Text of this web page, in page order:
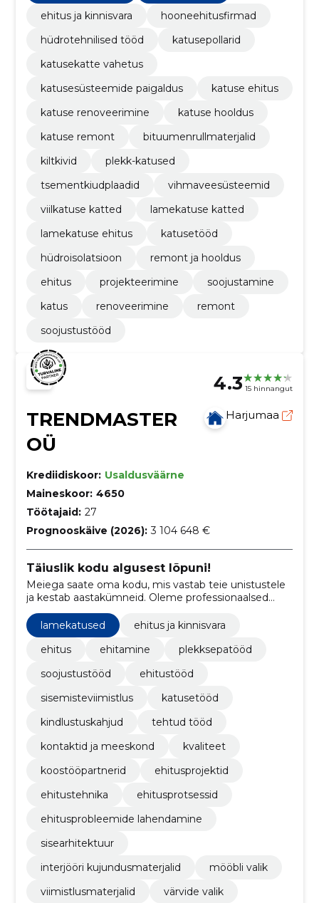
ehitus ja kinnisvara
hooneehitusfirmad
hüdrotehnilised tööd
katusepollarid
katusekatte vahetus
katusesüsteemide paigaldus
katuse ehitus
katuse renoveerimine
katuse hooldus
katuse remont
bituumenrullmaterjalid
kiltkivid
plekk-katused
tsementkiudplaadid
vihmaveesüsteemid
viilkatuse katted
lamekatuse katted
lamekatuse ehitus
katusetööd
hüdroisolatsioon
remont ja hooldus
ehitus
projekteerimine
soojustamine
katus
renoveerimine
remont
soojustustööd
4.3 15 hinnangut
TRENDMASTER
OÜ
Harjumaa
Krediidiskoor: Usaldusväärne
Maineskoor: 4650
Töötajaid: 27
Prognooskäive (2026): 3 104 648 €
Täiuslik kodu algusest lõpuni!
Meiega saate oma kodu, mis vastab teie unistustele
ja kestab aastakümneid. Oleme professionaalsed
ehitajad, katusepaigaldajad ja siseviimistlusega
spetsialistid, kes saavad hakkama ka kõige
keerukamate projektidega.
lamekatused
ehitus ja kinnisvara
ehitus
ehitamine
plekksepatööd
soojustustööd
ehitustööd
sisemisteviimistlus
katusetööd
kindlustuskahjud
tehtud tööd
kontaktid ja meeskond
kvaliteet
koostööpartnerid
ehitusprojektid
ehitustehnika
ehitusprotsessid
ehitusprobleemide lahendamine
sisearhitektuur
interjööri kujundusmaterjalid
mööbli valik
viimistlusmaterjalid
värvide valik